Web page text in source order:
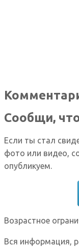
Сообщи,
Если ты стал
фото или видео,
опубликуем.
Возрастное
Вся информация,